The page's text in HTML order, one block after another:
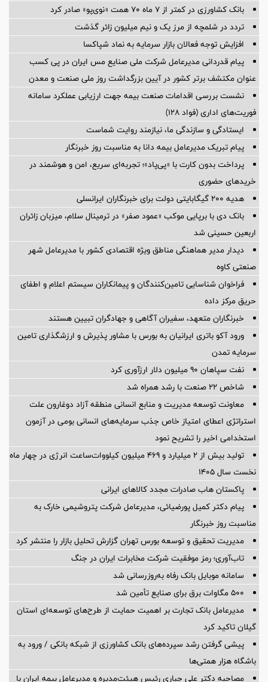
بانک کشاورزی در کمتر از ۷ ماه ۷۰ همت «نوی‌پو» صادر کرد
تردد در شلمچه از مرز یک و نیم میلیون زائر گذشت
افزایش توجه فعالان بازار سرمایه به نماد شپاکسا
پیام قدردانی مدیرعامل شرکت ملی صنایع مس ایران در پی کسب
عنوان مکتشف برتر کشور در آیین بزرگداشت روز ملی صنعت و معدن
نشست بررسی اقدامات صنعت بیمه جهت ارزیابی عملکرد سامانه
فوریت‌های اداری (فواد ۱۲۸)
ایستادگی و سازندگی ما، نیازمند روایت شماست
پیام ‌تبریک‌ مدیرعامل بیمه دانا به مناسبت روز خبرنگار
پرداخت بدون کارت با «پی‌پاد»؛ تجربه‌ای سریع، امن و هوشمند در
خریدهای حضوری
هدیه ۲۰۰ گیگابایتی دولت برای خبرنگاران ایرانسلی
بانک دی با برپایی موکب «عمود صفر» در ترمینال سلام، میزبان زائران
اربعین حسینی شد
دیدار مدیر هماهنگی مناطق ویژه اقتصادی کشور با مدیرعامل شهر
صنعتی کاوه
فراخوان شناسایی تامین‌کنندگان و پیمانکاران سیستم اعلام و اطفای
حریق مرکز داده
خبرنگاران متعهد، سفیران آگاهی و جهادگران تبیین هستند
ورود آکو باتری ایرانیان به بورس با مشاور پذیرش و ارزشگذاری تامین
سرمایه تمدن
نفت سپاهان ۹۰ میلیون دلار ارزآوری کرد
شاخص ۲۲ صنعت با رشد همراه شد
معاونت توسعه مدیریت و منابع انسانی منطقه آزاد دوغارون علت
استراتژی اعطای امتیاز خاص جذب سرمایه‌های انسانی بومی در آزمون
استخدامی اخیر را تشریح نمود
تولید بیش از ۲ میلیارد و ۴۶۹ میلیون کیلووات‌ساعت انرژی در چهار ماه
نخست سال ۱۴۰۵
پاکستان هاب صادرات مجدد کالاهای ایرانی
پیام دکتر کمیل پورضیائی، مدیرعامل شرکت پتروشیمی خارک به
مناسبت روز خبرنگار
مدیریت تحقیق و توسعه‌ بورس تهران گزارش تحلیل بازار را منتشر کرد
تاب‌آوری؛ رمز موفقیت شرکت مخابرات ایران در جنگ
سامانه موبایل بانک رفاه به‌روزرسانی شد
۵۰۰ مگاوات برق برای صنایع تأمین شد
مدیرعامل بانک تجارت بر اهمیت حمایت از طرح‌های توسعه‌ای استان
گیلان تاکید کرد
پیشی گرفتن رشد سپرده‌های بانک کشاورزی از شبکه بانکی / ورود به
باشگاه هزار همتی‌ها
مصاحبه دکتر علی جباری رئیس هیئت‌مدیره و مدیرعامل بیمه ایران با